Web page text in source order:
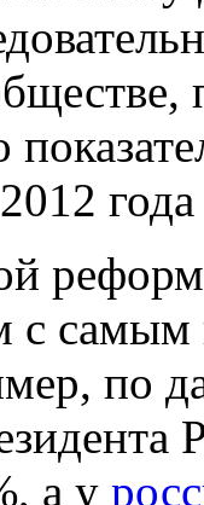
с
по
а у